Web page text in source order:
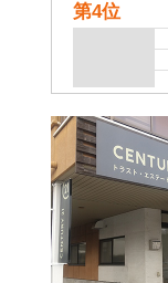
第4位
第5位